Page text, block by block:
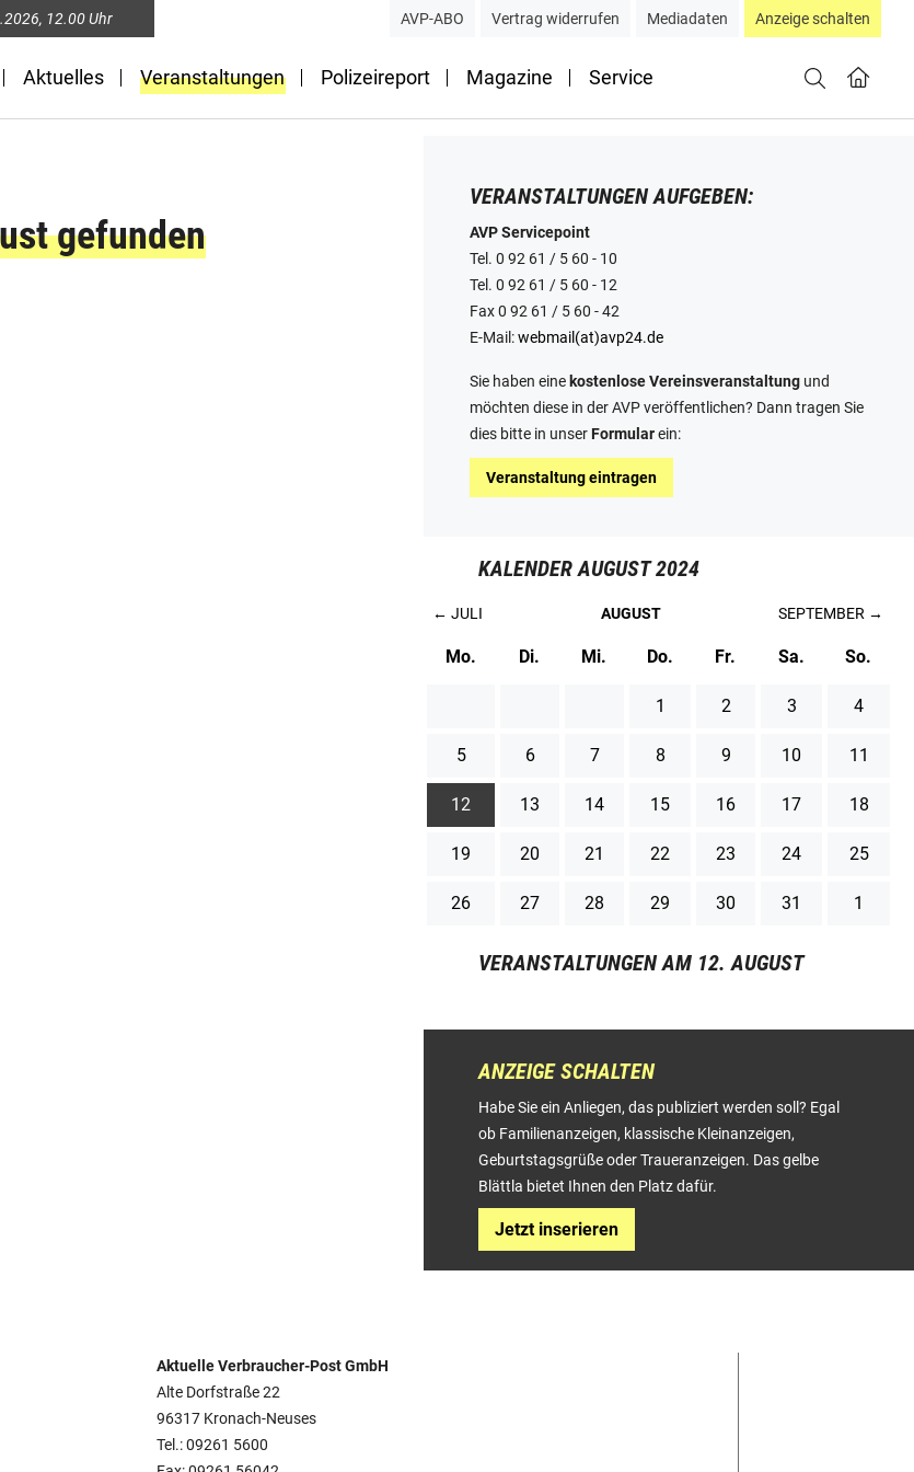
, 12.00 Uhr AVP-ABO Vertrag widerrufen Mediadaten Anzeige schalten
Aktuelles Veranstaltungen Polizeireport Magazine Service
gefunden
VERANSTALTUNGEN AUFGEBEN:
AVP Servicepoint
Tel. 0 92 61 / 5 60 - 10
Tel. 0 92 61 / 5 60 - 12
Fax 0 92 61 / 5 60 - 42
E-Mail:webmail(at)avp24.de
Sie haben eine kostenlose Vereinsveranstaltung und
möchten diese in der AVP veröffentlichen? Dann tragen Sie
dies bitte in unserFormularein:
Veranstaltung eintragen
KALENDER AUGUST 2024
← JULI AUGUST SEPTEMBER →
Mo. Di. Mi. Do. Fr. Sa. So.
1 2 3 4
5 6 7 8 9 10 11
12 13 14 15 16 17 18
19 20 21 22 23 24 25
26 27 28 29 30 31 1
VERANSTALTUNGEN AM 12. AUGUST
ANZEIGE SCHALTEN
Habe Sie ein Anliegen, das publiziert werden soll? Egal
ob Familienanzeigen, klassische Kleinanzeigen,
Geburtstagsgrüße oder Traueranzeigen. Das gelbe
Blättla bietet Ihnen den Platz dafür.
Jetzt inserieren
Aktuelle Verbraucher-Post GmbH
Alte Dorfstraße 22
96317 Kronach-Neuses
Tel.: 09261 5600